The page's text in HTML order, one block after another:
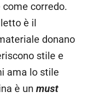
corredo.
è il
donano
stile e
ama lo stile
è un must